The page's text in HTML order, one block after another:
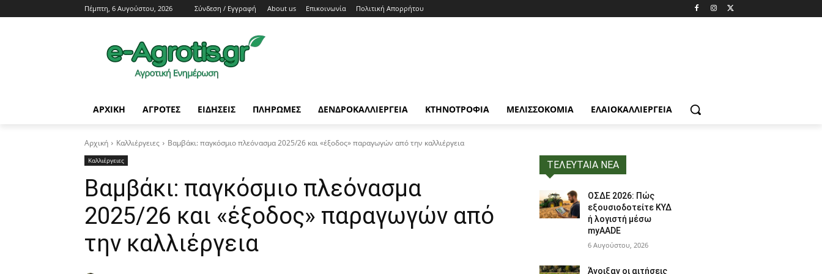
Πέμπτη, 6 Αυγούστου, 2026 Σύνδεση / Εγγραφή About us Επικοινωνία Πολιτική Απορρήτου
ΑΡΧΙΚΗ AΓΡΟΤΕΣ ΕΙΔΗΣΕΙΣ ΠΛΗΡΩΜΕΣ ΔΕΝΔΡΟΚΑΛΛΙΕΡΓΕΙΑ ΚΤΗΝΟΤΡΟΦΙΑ ΜΕΛΙΣΣΟΚΟΜΙΑ ΕΛΑΙΟΚΑΛΛΙΈΡΓΕΙΑ
Αρχική Καλλιέργειες Βαμβάκι: παγκόσμιο πλεόνασμα 2025/26 και «έξοδος» παραγωγών από την καλλιέργεια
Καλλιέργειες
Βαμβάκι: παγκόσμιο πλεόνασμα
2025/26 και «έξοδος» παραγωγών από
την καλλιέργεια
ΤΕΛΕΥΤΑΙΑ ΝΕΑ
ΟΣΔΕ 2026: Πώς
εξουσιοδοτείτε ΚΥΔ
ή λογιστή μέσω
myAADE
6 Αυγούστου, 2026
Άνοιξαν οι αιτήσεις